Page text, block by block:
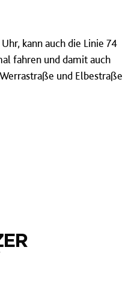
kann auch die Linie 74
fahren und damit auch
und Elbestraße